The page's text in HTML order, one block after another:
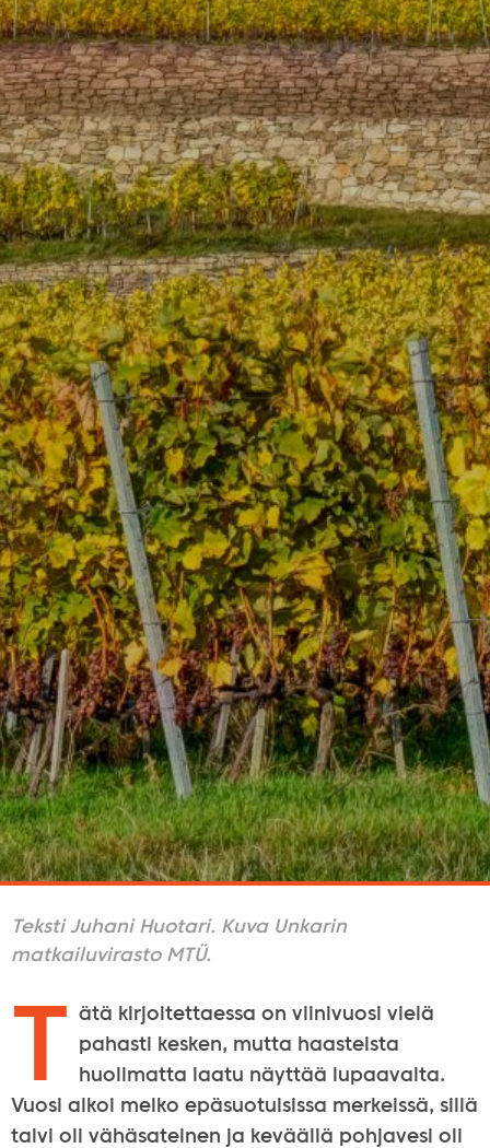
Teksti Juhani Huotari. Kuva Unkarin
matkailuvirasto MTÜ.
T
ätä kirjoitettaessa on viinivuosi vielä
pahasti kesken, mutta haasteista
huolimatta laatu näyttää lupaavalta.
Vuosi alkoi melko epäsuotuisissa merkeissä, sillä
talvi oli vähäsateinen ja keväällä pohjavesi oli